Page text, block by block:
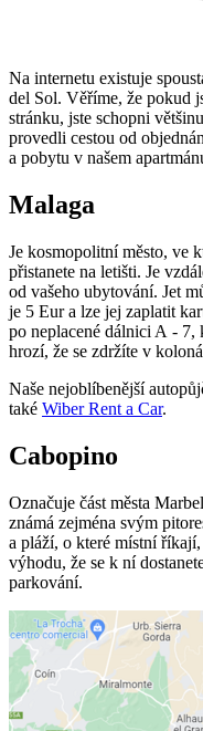
Na internetu existuje
del Sol. Věříme, že pokud
stránku, jste schopni
provedli cestou od
a pobytu v našem
Malaga
Je kosmopolitní město, ve
přistanete na letišti. Je
od vašeho ubytování. Jet
je 5 Eur a lze jej zaplatit
po neplacené dálnici A - 7,
hrozí, že se zdržíte v
Naše nejoblíbenější
také Wiber Rent a Car.
Cabopino
Označuje část města
známá zejména svým
a pláží, o které místní
výhodu, že se k ní
parkování.